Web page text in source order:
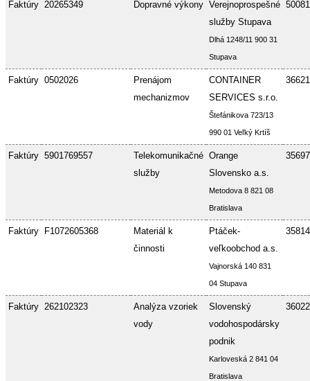
Faktúry 20265349 Dopravné výkony Verejnoprospešné
služby Stupava
Dlhá 1248/11 900 31
Stupava
Faktúry 0502026
Prenájom
mechanizmov
CONTAINER
SERVICES s.r.o.
Štefánikova 723/13
990 01 Veľký Krtíš
Faktúry 5901769557
Telekomunikačné
služby
Orange
Slovensko a.s.
Metodova 8 821 08
Bratislava
Faktúry F1072605368
Materiál k
činnosti
Ptáček-
veľkoobchod a.s.
Vajnorská 140 831
04 Stupava
Faktúry 262102323
Analýza vzoriek
vody
Slovenský
vodohospodársky
podnik
Karloveská 2 841 04
Bratislava